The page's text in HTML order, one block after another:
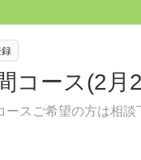
ース(2月2
スご希望の方は相談